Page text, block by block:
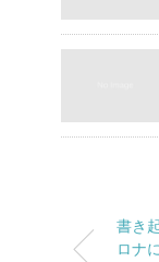
書き
ロナ